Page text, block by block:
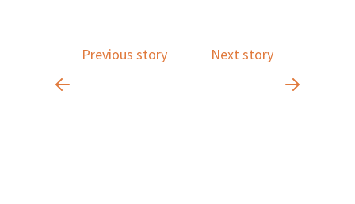
Previous story Next story